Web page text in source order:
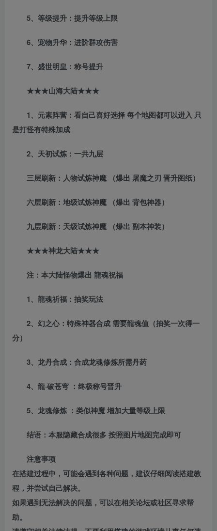
5、等级提升：提升等级上限
6、宠物升华：进阶群攻伤害
7、盛世明皇：称号提升
★★★山海大陆★★★
1、元素阵营：看自己喜好选择 每个地图都可以进入 只
是打怪有特殊加成
2、天初试炼：一共九层
三层刷新：人物试炼神魔 （爆出 屠魔之刃 晋升图纸）
六层刷新：地级试炼神魔 （爆出 背包神器）
九层刷新：天级试炼神魔 （爆出 副本神装）
★★★神龙大陆★★★
注：本大陆怪物爆出 龍魂祝福
1、龍魂祈福：抽奖玩法
2、幻之心：特殊神器合成 需要龍魂值（抽奖一次得一
分）
3、龙丹合成：合成龙魂修炼所需丹药
4、龍·破苍穹 ：终极称号晋升
5、龙魂修炼 ：类似神魔 增加大量等级上限
结语：本服隐藏合成很多 按照图片地图完成即可
注意事项
在搭建过程中，可能会遇到各种问题，建议仔细阅读搭建教
程，并尝试自己解决。
如果遇到无法解决的问题，可以在相关论坛或社区寻求帮
助。